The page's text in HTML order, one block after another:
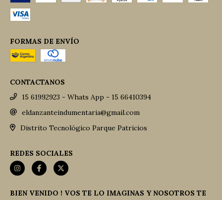
FORMAS DE ENVÍO
CONTACTANOS
15 61992923 - Whats App - 15 66410394
eldanzanteindumentaria@gmail.com
Distrito Tecnológico Parque Patricios
REDES SOCIALES
BIEN VENIDO ! VOS TE LO IMAGINAS Y NOSOTROS TE